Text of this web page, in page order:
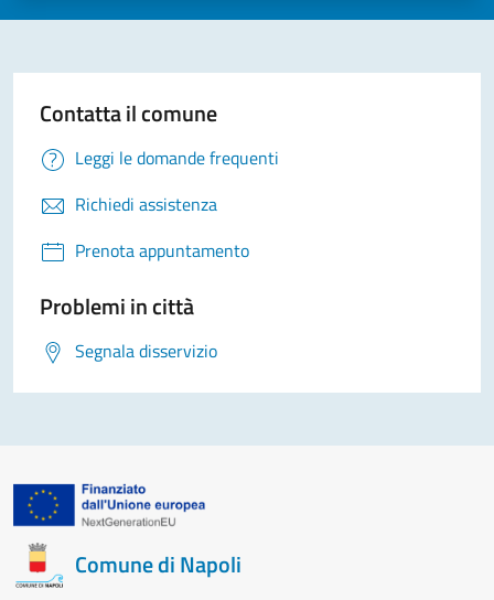
Contatta il comune
Leggi le domande frequenti
Richiedi assistenza
Prenota appuntamento
Problemi in città
Segnala disservizio
Comune di Napoli